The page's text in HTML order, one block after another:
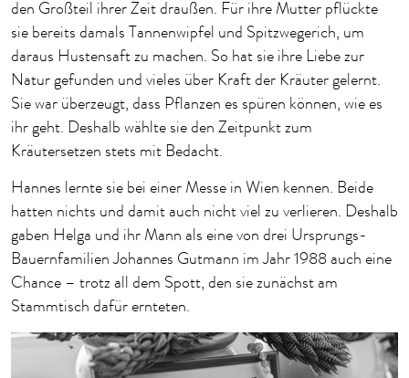
den Großteil ihrer Zeit draußen. Für ihre Mutter pflückte
sie bereits damals Tannenwipfel und Spitzwegerich, um
daraus Hustensaft zu machen. So hat sie ihre Liebe zur
Natur gefunden und vieles über Kraft der Kräuter gelernt.
Sie war überzeugt, dass Pflanzen es spüren können, wie es
ihr geht. Deshalb wählte sie den Zeitpunkt zum
Kräutersetzen stets mit Bedacht.
Hannes lernte sie bei einer Messe in Wien kennen. Beide
hatten nichts und damit auch nicht viel zu verlieren. Deshalb
gaben Helga und ihr Mann als eine von drei Ursprungs-
Bauernfamilien Johannes Gutmann im Jahr 1988 auch eine
Chance – trotz all dem Spott, den sie zunächst am
Stammtisch dafür ernteten.